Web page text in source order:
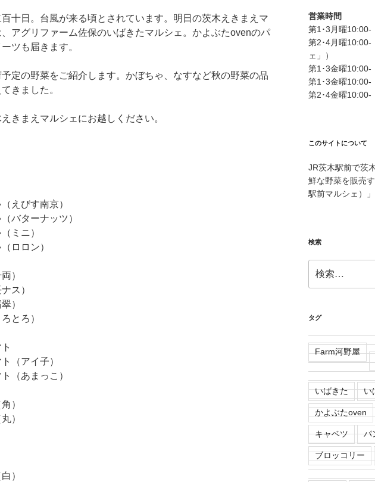
十日。台風が来る頃とされています。明日の茨木えきまえマ
、アグリファーム佐保のいばきたマルシェ。かよぶたovenのパ
ツも届きます。
定の野菜をご紹介します。かぼちゃ、なすなど秋の野菜の品
きました。
きまえマルシェにお越しください。
えびす南京）
バターナッツ）
ミニ）
ロロン）
）
ス）
）
とろ）
（アイ子）
（あまっこ）
）
）
）
営業時間
第1･3月曜10:00-
第2･4月曜10:00-
ェ」）
第1･3金曜10:00-
第1･3金曜10:00-
第2･4金曜10:00-
このサイトについて
JR茨木駅前で茨
鮮な野菜を販売
駅前マルシェ）
検索
索:
タグ
Farm河野屋
いばきた い
かよぶたoven
キャベツ パ
ブロッコリー